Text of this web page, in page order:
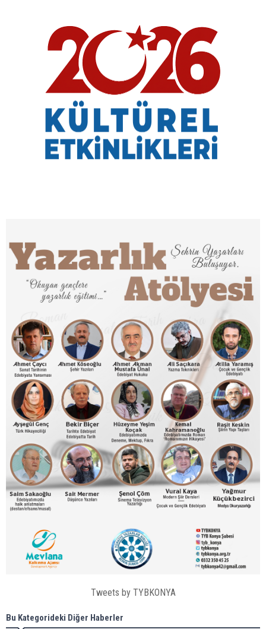
Tweets by TYBKONYA
Bu Kategorideki Diğer Haberler